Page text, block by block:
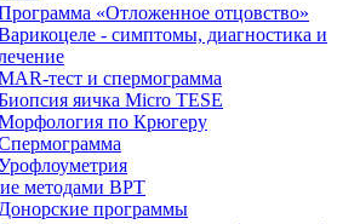
«Отложенное отцовство»
- симптомы, диагностика и
тест и спермограмма
яичка Micro TESE
по Крюгеру
методами ВРТ
Донорские программы